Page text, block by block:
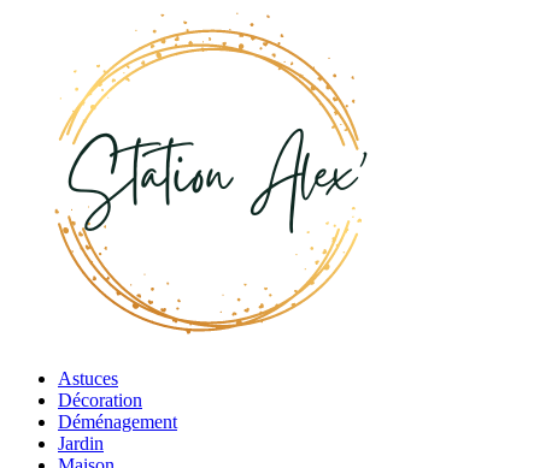
Astuces
Décoration
Déménagement
Jardin